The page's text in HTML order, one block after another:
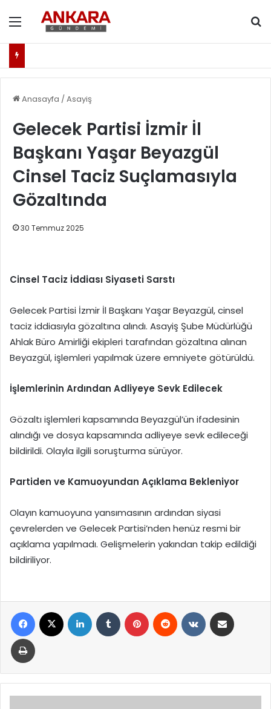
Menü
Anasayfa / Asayiş
Gelecek Partisi İzmir İl
Başkanı Yaşar Beyazgül
Cinsel Taciz Suçlamasıyla
Gözaltında
30 Temmuz 2025
Cinsel Taciz İddiası Siyaseti Sarstı
Gelecek Partisi İzmir İl Başkanı Yaşar Beyazgül, cinsel
taciz iddiasıyla gözaltına alındı. Asayiş Şube Müdürlüğü
Ahlak Büro Amirliği ekipleri tarafından gözaltına alınan
Beyazgül, işlemleri yapılmak üzere emniyete götürüldü.
İşlemlerinin Ardından Adliyeye Sevk Edilecek
Gözaltı işlemleri kapsamında Beyazgül’ün ifadesinin
alındığı ve dosya kapsamında adliyeye sevk edileceği
bildirildi. Olayla ilgili soruşturma sürüyor.
Partiden ve Kamuoyundan Açıklama Bekleniyor
Olayın kamuoyuna yansımasının ardından siyasi
çevrelerden ve Gelecek Partisi’nden henüz resmi bir
açıklama yapılmadı. Gelişmelerin yakından takip edildiği
bildiriliyor.
Facebook LinkedIn Tumblr Pinterest Reddit VKontakte
Yazdır